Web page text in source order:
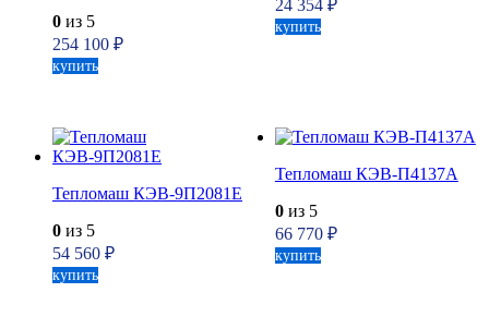
0 из 5
254 100 ₽
купить
24 354 ₽
купить
Тепломаш КЭВ-9П2081Е
0 из 5
54 560 ₽
купить
Тепломаш КЭВ-П4137А
0из 5
66 770 ₽
купить